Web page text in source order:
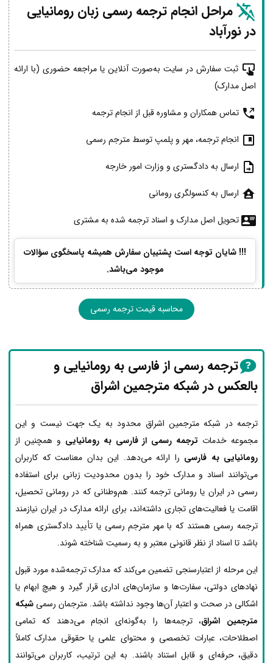
مراحل انجام ترجمه رسمی زبان رومانیایی
در نورآباد
ثبت سفارش در سایت به‌صورت آنلاین یا مراجعه حضوری (با ارائه
اصل مدارک)
تماس همکاران و مشاوره قبل از انجام ترجمه
انجام ترجمه، مهر و پلمپ توسط مترجم رسمی
ارسال به دادگستری و وزارت امور خارجه
ارسال به کنسولگری رومانی
تحویل اصل مدارک و اسناد ترجمه شده به مشتری
!!! شایان توجه است پشتیبان سفارش همیشه پاسخگوی سؤالات
موجود می‌باشد.
محاسبه قیمت ترجمه رسمی
ترجمه رسمی از فارسی به رومانیایی و
بالعکس در شبکه مترجمین اشراق
ترجمه در شبکه مترجمین اشراق محدود به یک جهت نیست و این
مجموعه خدمات ترجمه رسمی از فارسی به رومانیایی و همچنین از
رومانیایی به فارسی را ارائه می‌دهد. این بدان معناست که کاربران
می‌توانند اسناد و مدارک خود را بدون محدودیت زبانی برای استفاده
رسمی در ایران یا رومانی ترجمه کنند. هم‌وطنانی که در رومانی تحصیل،
اقامت یا فعالیت‌های تجاری داشته‌اند، برای ارائه مدارک در ایران نیازمند
ترجمه رسمی هستند که با مهر مترجم رسمی یا تأیید دادگستری همراه
باشد تا اسناد از نظر قانونی معتبر و به رسمیت شناخته شوند.
این مرحله از اعتبارسنجی تضمین می‌کند که مدارک ترجمه‌شده مورد قبول
نهادهای دولتی، سفارت‌ها و سازمان‌های اداری قرار گیرد و هیچ ابهام یا
اشکالی در صحت و اعتبار آن‌ها وجود نداشته باشد. مترجمان رسمی شبکه
مترجمین اشراق، ترجمه‌ها را به‌گونه‌ای انجام می‌دهند که تمامی
اصطلاحات، عبارات تخصصی و محتوای علمی یا حقوقی مدارک کاملاً
دقیق، حرفه‌ای و قابل استناد باشند. به این ترتیب، کاربران می‌توانند